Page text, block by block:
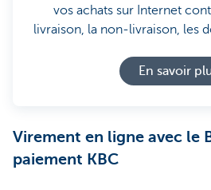
vos achats sur Internet
livraison, la non-livraison, les
En savoir
Virement en ligne avec le
paiement KBC